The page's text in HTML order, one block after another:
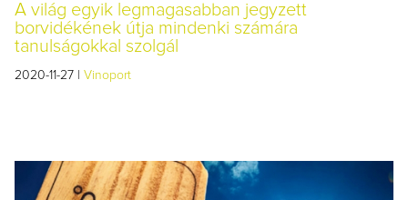
A világ egyik legmagasabban jegyzett
borvidékének útja mindenki számára
tanulságokkal szolgál
2020-11-27 | Vinoport